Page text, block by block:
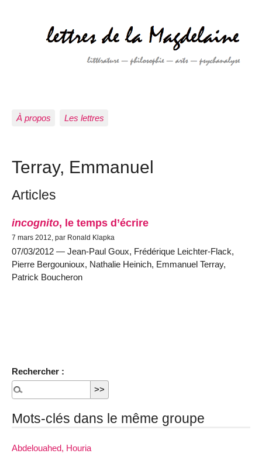
À propos Les lettres
Terray, Emmanuel
Articles
incognito, le temps d’écrire
7 mars 2012, par Ronald Klapka
07/03/2012 — Jean-Paul Goux, Frédérique Leichter-Flack,
Pierre Bergounioux, Nathalie Heinich, Emmanuel Terray,
Patrick Boucheron
Rechercher :
Mots-clés dans le même groupe
Abdelouahed, Houria